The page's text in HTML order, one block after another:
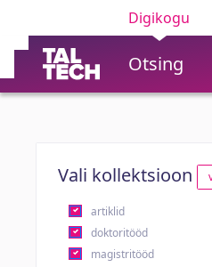
Digikogu
Otsing
Vali kollektsioon
artiklid
doktoritööd
magistritööd